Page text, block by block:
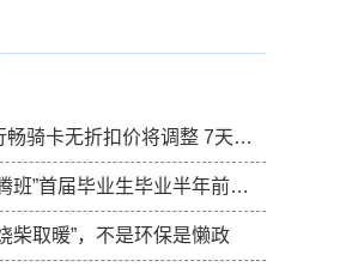
美团单车骑行畅骑卡无折扣价将调整 7天卡无折扣价调整为15元
广东首个！“腾班”首届毕业生毕业半年前确定去向
柴取暖”，不是环保是懒政